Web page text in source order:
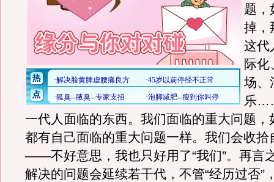
题，
掉，
这代
际化
场、
乐
一代人面临的东西。我们面临的重大问题，
都有自己面临的重大问题一样。我们会收拾
——不好意思，我也只好用了“我们”。再言
解决的问题会延续若干代，不管“经历过否”